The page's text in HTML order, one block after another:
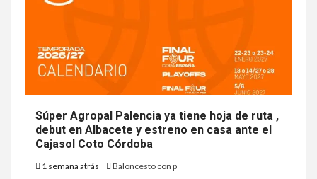
Súper Agropal Palencia ya tiene hoja de ruta ,
debut en Albacete y estreno en casa ante el
Cajasol Coto Córdoba
1 semana atrás Baloncesto con p